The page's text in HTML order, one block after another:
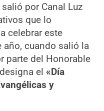
por Canal Luz
que lo
celebrar este
cuando salió la
parte del Honorable
el «Día
y